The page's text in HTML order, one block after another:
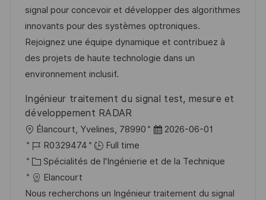
i
s
a
t
i
n
’
a
f
f
h
g
r
e
n
c
e
u
s
e
é
g
o
r
i
signal pour concevoir et développer des algorithmes
innovants pour des systèmes optroniques.
Rejoignez une équipe dynamique et contribuez à
des projets de haute technologie dans un
environnement inclusif.
Ingénieur traitement du signal test, mesure et
développement RADAR
o
c
a
l
Élancourt, Yvelines, 78990
D
t
d
2026-06-01
R
é
f
é
R0329474
Full time
C
a
t
Spécialités de l'Ingénierie et de la Technique
Elancourt
Nous recherchons un Ingénieur traitement du signal